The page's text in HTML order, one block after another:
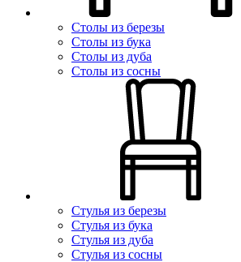
Столы из березы
Столы из бука
Столы из дуба
Столы из сосны
Стулья из березы
Стулья из бука
Стулья из дуба
Стулья из сосны